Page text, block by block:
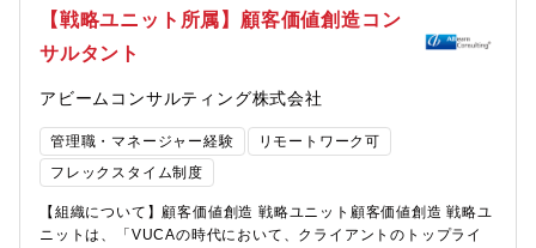
走する実行支援型コンサルティングを強みとして成長してきまし
た。・住宅・不動産・建設領域では、業界企業の経営変革に加
え、大手企業との新規事業創出、行政・自治体との連携、不動産
ービス開発など、産業全体を変革するプロジェクトが拡大してい
ます。・今後さらなる事業拡大に向け、業界経験・営業経験を活
かしながら、経営コンサルタントとして成長いただける仲間を募
集します。次の成長フェーズに向けて、産業変革を前に進める仲
間を募集します。仕事内容住宅・不動産・建設領域のクライアン
トに対して、経営と現場に直接働きかける戦略・経営コンサルテ
ィングを担当いただきます。「何を変えるべきかを構造化して描
【戦略ユニット所属】顧客価値創造コン
サルタント
アビームコンサルティング株式会社
管理職・マネージャー経験
リモートワーク可
フレックスタイム制度
【組織について】顧客価値創造 戦略ユニット顧客価値創造 戦略ユ
ニットは、「VUCAの時代において、クライアントのトップライ